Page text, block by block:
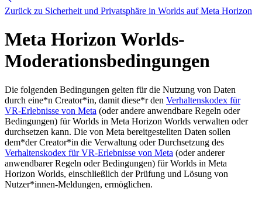
Zurück zu Sicherheit und Privatsphäre in Worlds auf Meta Horizon
Meta Horizon Worlds-
Moderationsbedingungen
Die folgenden Bedingungen gelten für die Nutzung von Daten
durch eine*n Creator*in, damit diese*r den Verhaltenskodex für
VR-Erlebnisse von Meta (oder andere anwendbare Regeln oder
Bedingungen) für Worlds in Meta Horizon Worlds verwalten oder
durchsetzen kann. Die von Meta bereitgestellten Daten sollen
dem*der Creator*in die Verwaltung oder Durchsetzung des
Verhaltenskodex für VR-Erlebnisse von Meta (oder anderer
anwendbarer Regeln oder Bedingungen) für Worlds in Meta
Horizon Worlds, einschließlich der Prüfung und Lösung von
Nutzer*innen-Meldungen, ermöglichen.